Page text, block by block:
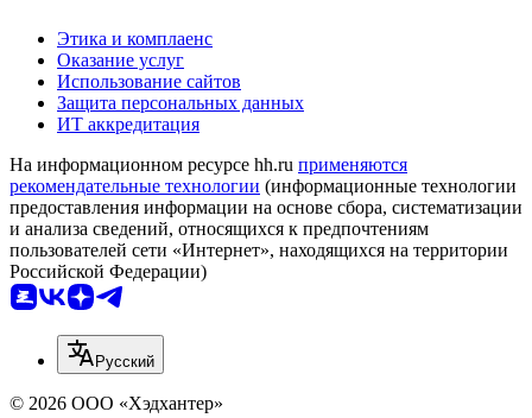
Этика и комплаенс
Оказание услуг
Использование сайтов
Защита персональных данных
ИТ аккредитация
На информационном ресурсе hh.ru применяются
рекомендательные технологии (информационные технологии
предоставления информации на основе сбора, систематизации
и анализа сведений, относящихся к предпочтениям
пользователей сети «Интернет», находящихся на территории
Российской Федерации)
Русский
© 2026 ООО «Хэдхантер»